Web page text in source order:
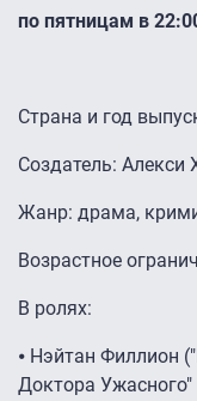
по пятницам в
Страна и год
Создатель: Алекси
Жанр: драма,
Возрастное
В ролях:
⦁ Нэйтан Филлион
Доктора Ужасного"